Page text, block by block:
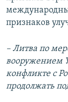
признаков
– Литва по
вооружением
конфликте с
продолжать